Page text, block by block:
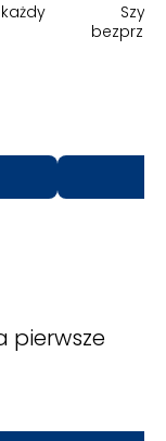
pierwsze